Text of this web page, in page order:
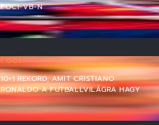
FOCI-VB-N
FOCI
10+1 REKORD, AMIT CRISTIANO
RONALDO A FUTBALLVILÁGRA HAGY